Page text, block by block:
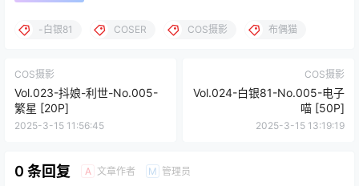
-白银81 COSER COS摄影 布偶猫
COS摄影
Vol.023-抖娘-利世-No.005-
繁星 [20P]
2025-3-15 11:56:45
COS摄影
Vol.024-白银81-No.005-电子
喵 [50P]
2025-3-15 13:19:19
0 条回复 A 文章作者 M 管理员